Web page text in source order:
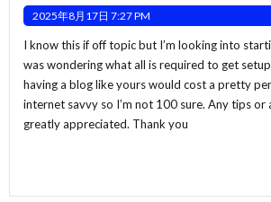
2025年8月17日 7:27 PM
I know this if off topic but I’m looking into
was wondering what all is required to get
having a blog like yours would cost a pretty
internet savvy so I’m not 100 sure. Any tips or
greatly appreciated. Thank you